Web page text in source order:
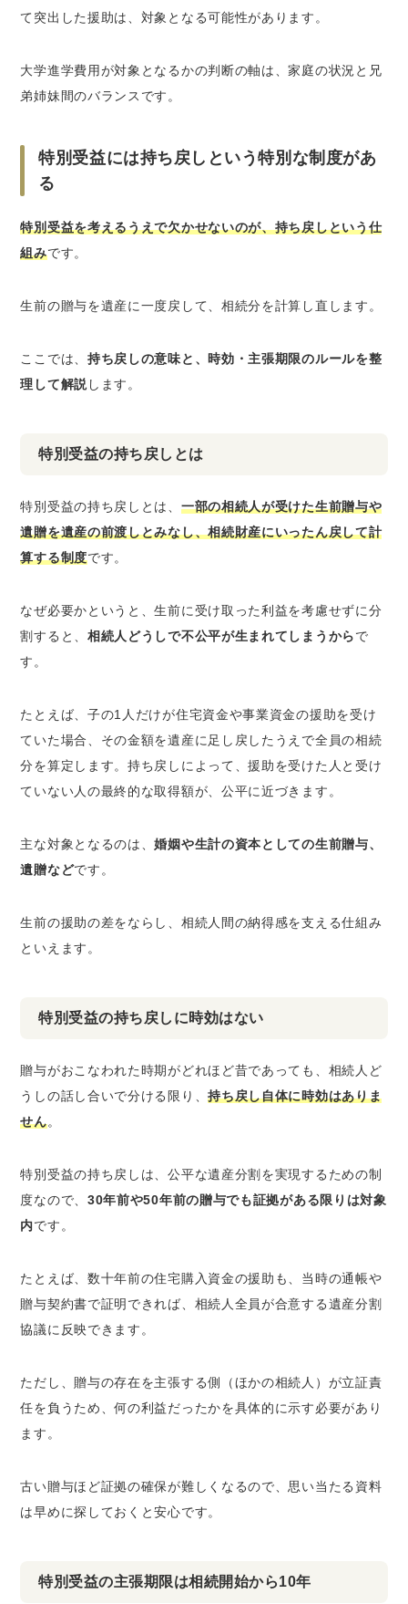
て突出した援助は、対象となる可能性があります。
大学進学費用が対象となるかの判断の軸は、家庭の状況と兄
弟姉妹間のバランスです。
特別受益には持ち戻しという特別な制度があ
る
特別受益を考えるうえで欠かせないのが、持ち戻しという仕
組みです。
生前の贈与を遺産に一度戻して、相続分を計算し直します。
ここでは、 持ち戻しの意味と、時効・主張期限のルールを整
理して解説 します。
特別受益の持ち戻しとは
特別受益の持ち戻しとは、 一部の相続人が受けた生前贈与や
遺贈を遺産の前渡しとみなし、相続財産にいったん戻して計
算する制度です。
なぜ必要かというと、生前に受け取った利益を考慮せずに分
割すると、 相続人どうしで不公平が生まれてしまうからで
す。
たとえば、子の1人だけが住宅資金や事業資金の援助を受け
ていた場合、その金額を遺産に足し戻したうえで全員の相続
分を算定します。持ち戻しによって、援助を受けた人と受け
ていない人の最終的な取得額が、公平に近づきます。
主な対象となるのは、婚姻や生計の資本としての生前贈与、
遺贈などです。
生前の援助の差をならし、相続人間の納得感を支える仕組み
といえます。
特別受益の持ち戻しに時効はない
贈与がおこなわれた時期がどれほど昔であっても、相続人ど
うしの話し合いで分ける限り、持ち戻し自体に時効はありま
せん。
特別受益の持ち戻しは、公平な遺産分割を実現するための制
度なので、 30年前や50年前の贈与でも証拠がある限りは対象
内です。
たとえば、数十年前の住宅購入資金の援助も、当時の通帳や
贈与契約書で証明できれば、相続人全員が合意する遺産分割
協議に反映できます。
ただし、贈与の存在を主張する側（ほかの相続人）が立証責
任を負うため、何の利益だったかを具体的に示す必要があり
ます。
古い贈与ほど証拠の確保が難しくなるので、思い当たる資料
は早めに探しておくと安心です。
特別受益の主張期限は相続開始から10年